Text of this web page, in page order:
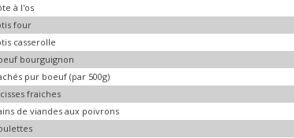
à l'os
four
casserolle
bourguignon
pur boeuf (par 500g)
fraiches
de viandes aux poivrons